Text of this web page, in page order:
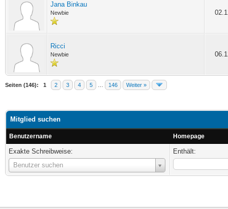
Jana Binkau
Newbie
Ricci
Newbie
Seiten (146): 1 2 3 4 5 146 Weiter »
Mitglied suchen
Benutzername Homepage
Exakte Schreibweise:
Benutzer suchen
Benutzername
Enthält: